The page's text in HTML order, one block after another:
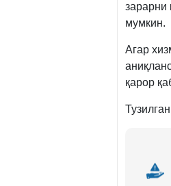
зарарни
мумкин.
Агар
қарор